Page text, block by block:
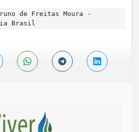
de Freitas Moura -
Brasil